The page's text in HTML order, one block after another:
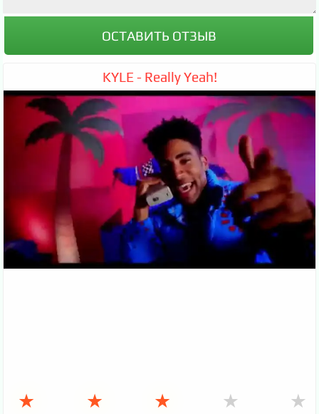
KYLE - Really Yeah!
★ ★ ★ ★ ★